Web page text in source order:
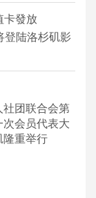
卡發放
登陆洛杉矶影